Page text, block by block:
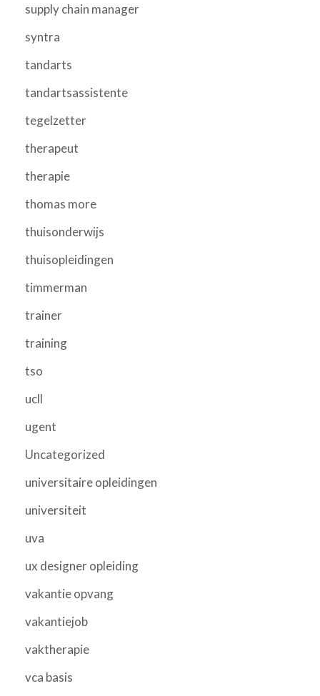
supply chain manager
syntra
tandarts
tandartsassistente
tegelzetter
therapeut
therapie
thomas more
thuisonderwijs
thuisopleidingen
timmerman
trainer
training
tso
ucll
ugent
Uncategorized
universitaire opleidingen
universiteit
uva
ux designer opleiding
vakantie opvang
vakantiejob
vaktherapie
vca basis